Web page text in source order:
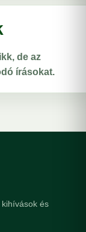
de az
írásokat.
és